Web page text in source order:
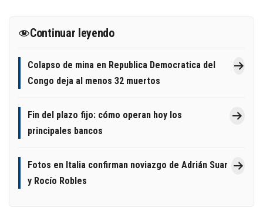
Continuar leyendo
Colapso de mina en Republica Democratica del
Congo deja al menos 32 muertos
Fin del plazo fijo: cómo operan hoy los
principales bancos
Fotos en Italia confirman noviazgo de Adrián Suar
y Rocío Robles